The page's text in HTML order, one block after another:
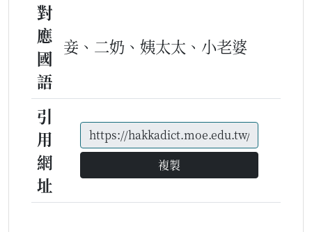
對
應
國
語
妾、二奶、姨太太、小老婆
引
用
網
址
複製